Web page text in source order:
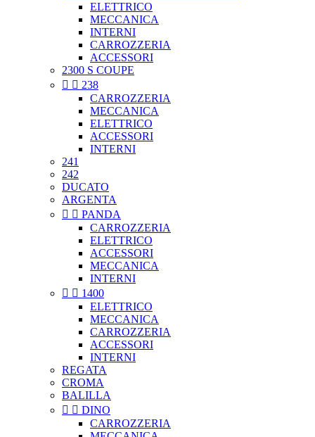
ELETTRICO
MECCANICA
INTERNI
CARROZZERIA
ACCESSORI
2300 S COUPE
  238
CARROZZERIA
MECCANICA
ELETTRICO
ACCESSORI
INTERNI
241
242
DUCATO
ARGENTA
  PANDA
CARROZZERIA
ELETTRICO
ACCESSORI
MECCANICA
INTERNI
  1400
ELETTRICO
MECCANICA
CARROZZERIA
ACCESSORI
INTERNI
REGATA
CROMA
BALILLA
  DINO
CARROZZERIA